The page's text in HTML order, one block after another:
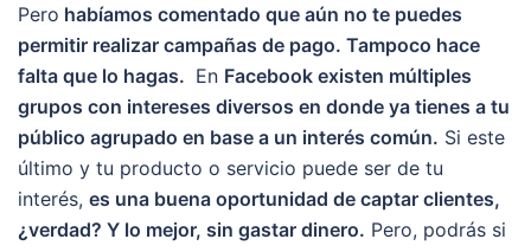
Pero habíamos comentado que aún no te puedes
permitir realizar campañas de pago. Tampoco hace
falta que lo hagas. En Facebook existen múltiples
grupos con intereses diversos en donde ya tienes a tu
público agrupado en base a un interés común. Si este
último y tu producto o servicio puede ser de tu
interés, es una buena oportunidad de captar clientes,
¿verdad? Y lo mejor, sin gastar dinero. Pero, podrás si